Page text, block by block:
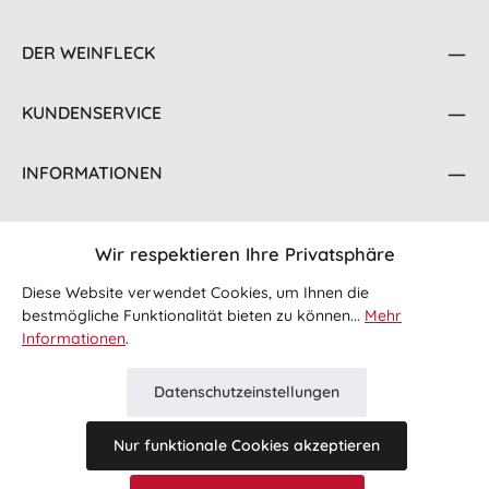
DER WEINFLECK
KUNDENSERVICE
INFORMATIONEN
FOLGE UNS
Alle Preise inkl. gesetzl. Mehrwertsteuer zzgl.Versandkosten
Wir respektieren Ihre Privatsphäre
Diese Website verwendet Cookies, um Ihnen die
bestmögliche Funktionalität bieten zu können... Mehr
Informationen.
Datenschutzeinstellungen
Nur funktionale Cookies akzeptieren